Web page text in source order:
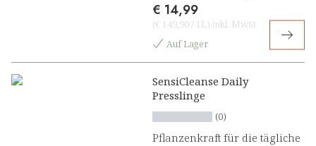
€ 14,99
(€ 149,90 / 1L) inkl. MwSt
Auf Lager
SensiCleanse Daily
Presslinge
(0)
Pflanzenkraft für die tägliche